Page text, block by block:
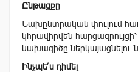
Ընթացքը
Նախընտրական փուլում
կհրավիրվեն
նախագիծը ներկայացնելու
Ինչպե՞ս դիմել